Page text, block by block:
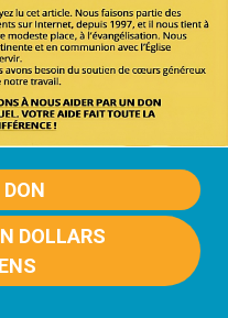
DON
DOLLARS